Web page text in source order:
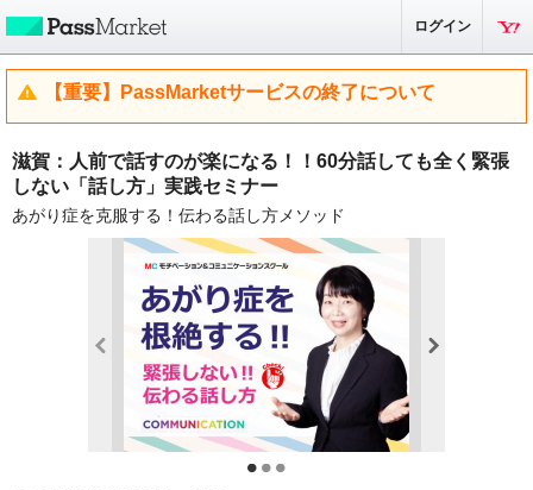
ログイン
【重要】PassMarketサービスの終了について
滋賀：人前で話すのが楽になる！！60分話しても全く緊張
しない「話し方」実践セミナー
あがり症を克服する！伝わる話し方メソッド